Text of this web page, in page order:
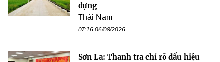
dựng
Thái Nam
07:16 06/08/2026
Sơn La: Thanh tra chỉ rõ dấu hiệu